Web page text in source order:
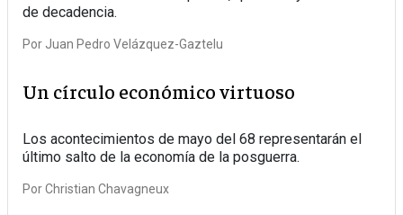
de decadencia.
Por Juan Pedro Velázquez-Gaztelu
Un círculo económico virtuoso
Los acontecimientos de mayo del 68 representarán el
último salto de la economía de la posguerra.
PorChristian Chavagneux